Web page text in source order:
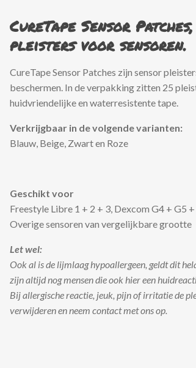
CureTape Sensor
pleisters voor sensoren.
CureTape Sensor Patches zijn sensor
beschermen. In de verpakking zitten 25
huidvriendelijke en waterresistente tape.
Verkrijgbaar in de volgende varianten:
Blauw, Beige, Zwart en Roze
Geschikt voor
Freestyle Libre 1 + 2 + 3, Dexcom G4 + G5
Overige sensoren van vergelijkbare grootte
Let wel:
Ook al is de lijmlaag hypoallergeen, geldt dit
zijn altijd nog mensen die ook hier een
Bij allergische reactie, jeuk, pijn of irritatie de
verwijderen en neem contact met ons op.